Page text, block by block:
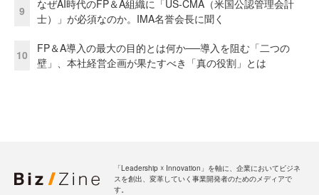
9
なぜAI時代のFP＆A組織に「US-CMA（米国公認管理会計
士）」が必須なのか。IMA名誉会長に聞く
10
FP＆A導入の最大の目的とは何か──導入を阻む「二つの
壁」、本社経営企画が果たすべき「真の役割」とは
「Leadership ☓ Innovation」を軸に、企業においてビジネ
スを創出、変革していく事業開発者のためのメディアで
す。